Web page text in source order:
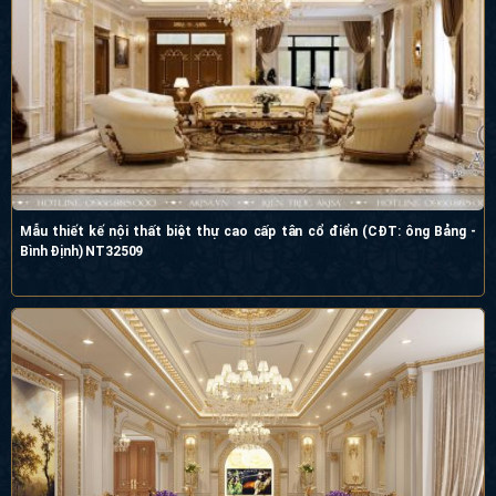
Mẫu thiết kế nội thất biệt thự cao cấp tân cổ điển (CĐT: ông Bảng -
Bình Định) NT32509